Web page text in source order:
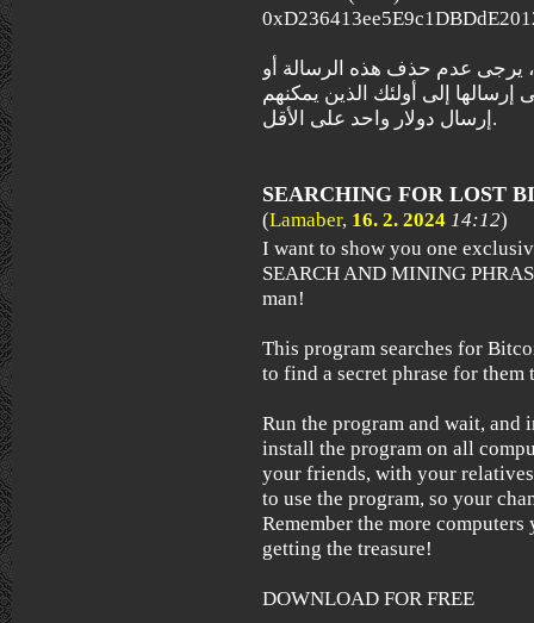
يرجى عدم حذف هذه الرسالة أو
إرسالها إلى أولئك الذين يمكنهم
إرسال دولار واحد على الأقل.
SEARCHING FOR LOST
(Lamaber, 16. 2. 2024 14:12)
I want to show you one
SEARCH AND MINING
man!
This program searches for
to find a secret phrase for
Run the program and wait, and
install the program on all
your friends, with your
to use the program, so your
Remember the more
getting the treasure!
DOWNLOAD FOR FREE